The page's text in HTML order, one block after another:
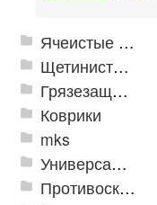
Ячеистые грязезащитные покрытия
Щетинистые покрытия
Грязезащитные, влаговпитывающие покрытия
Коврики
mks
Универсальные модульные покрытия
Противоскользящая защита для лестниц, профили, ленты